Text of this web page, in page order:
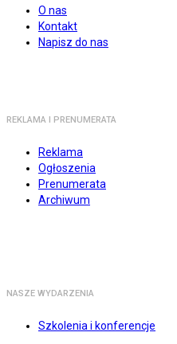
O nas
Kontakt
Napisz do nas
REKLAMA I PRENUMERATA
Reklama
Ogłoszenia
Prenumerata
Archiwum
NASZE WYDARZENIA
Szkolenia i konferencje